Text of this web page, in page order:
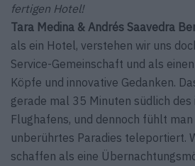
fertigen Hotel!
Tara Medina & Andrés Saavedra
als ein Hotel, verstehen wir uns
Service-Gemeinschaft und als
Köpfe und innovative Gedanken.
gerade mal 35 Minuten südlich
Flughafens, und dennoch fühlt man
unberührtes Paradies teleportiert.
schaffen als eine